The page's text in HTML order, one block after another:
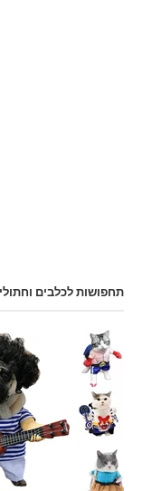
תחפושות לכלבים